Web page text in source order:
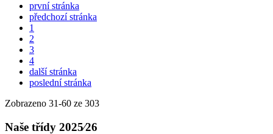
první stránka
předchozí stránka
1
2
3
4
další stránka
poslední stránka
Zobrazeno 31-60 ze 303
Naše třídy 2025⁄26